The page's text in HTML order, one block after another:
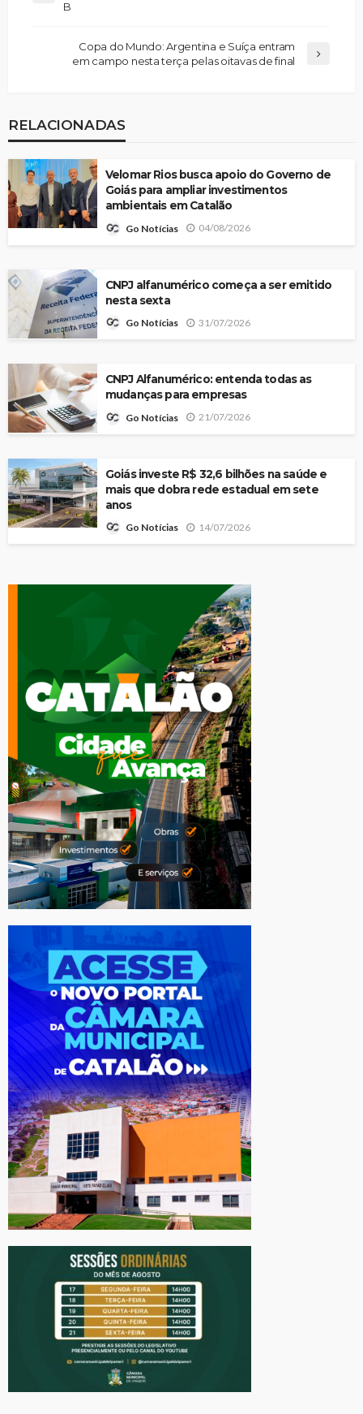
B
Copa do Mundo: Argentina e Suíça entram
em campo nesta terça pelas oitavas de final
RELACIONADAS
Velomar Rios busca apoio do Governo de
Goiás para ampliar investimentos
ambientais em Catalão
Go Notícias 04/08/2026
CNPJ alfanumérico começa a ser emitido
nesta sexta
Go Notícias 31/07/2026
CNPJ Alfanumérico: entenda todas as
mudanças para empresas
Go Notícias 21/07/2026
Goiás investe R$ 32,6 bilhões na saúde e
mais que dobra rede estadual em sete
anos
Go Notícias 14/07/2026